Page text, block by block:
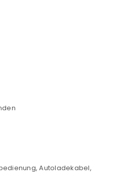
Autoladekabel,